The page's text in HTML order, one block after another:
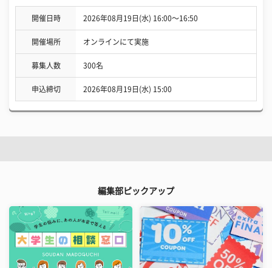
開催日時 2026年08月19日(水) 16:00〜16:50
開催場所 オンラインにて実施
募集人数 300名
申込締切 2026年08月19日(水) 15:00
編集部ピックアップ